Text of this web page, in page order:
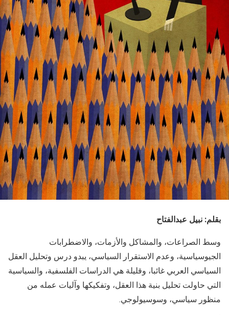
بقلم: نبيل عبدالفتاح
وسط الصراعات، والمشاكل والأزمات، والاضطرابات
الجيوسياسية، وعدم الاستقرار السياسي، يبدو درس وتحليل العقل
السياسي العربي غائبا، وقليلة هي الدراسات الفلسفية، والسياسية
التي حاولت تحليل بنية هذا العقل، وتفكيكها وآليات عمله من
منظور سياسي، وسوسيولوجي.